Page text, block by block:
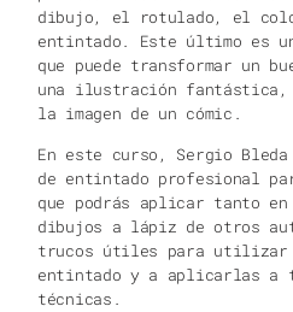
dibujo, el rotulado, el
entintado. Este último es
que puede transformar un
una ilustración fantástica,
la imagen de un cómic.
En este curso, Sergio
de entintado profesional
que podrás aplicar tanto en
dibujos a lápiz de otros
trucos útiles para utilizar
entintado y a aplicarlas a
técnicas.